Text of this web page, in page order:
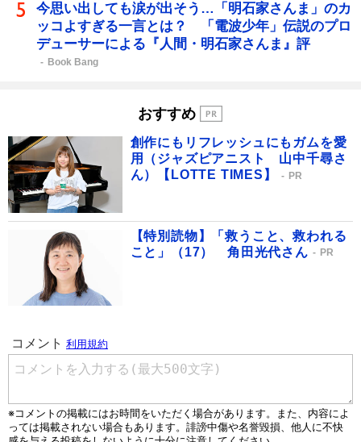
今思い出しても涙が出そう…「明石家さんま」のカ
ッコよすぎる一言とは？ 「電波少年」伝説のプロ
デューサーによる『人間・明石家さんま』評
Book Bang
おすすめ
創作にもリフレッシュにもガムを愛
用（ジャズピアニスト 山中千尋さ
ん）【LOTTE TIMES】
PR
【特別読物】「救うこと、救われる
こと」（17） 角田光代さん
PR